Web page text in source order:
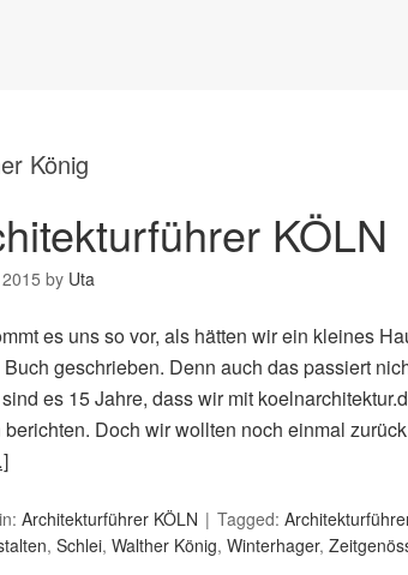
König
KÖLN
by Uta
es uns so vor, als hätten wir ein kleines
Buch geschrieben. Denn auch das passiert
es 15 Jahre, dass wir mit
berichten. Doch wir wollten noch einmal
Architekturführer KÖLN Tagged:
, Schlei, Walther König, Winterhager,